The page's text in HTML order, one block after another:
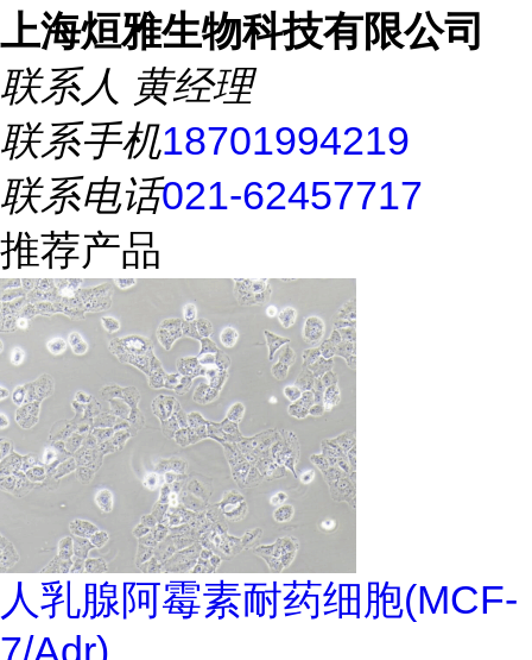
上海烜雅生物科技有限公司
联系人 黄经理
联系手机18701994219
联系电话021-62457717
推荐产品
人乳腺阿霉素耐药细胞(MCF-
7/Adr)